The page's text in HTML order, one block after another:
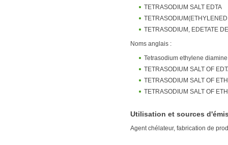
TETRASODIUM SALT EDTA
TETRASODIUM, EDETATE DE
Noms anglais :
Tetrasodium ethylene
TETRASODIUM SALT OF
TETRASODIUM SALT OF
TETRASODIUM SALT OF
Utilisation et sources
Agent chélateur, fabrication de